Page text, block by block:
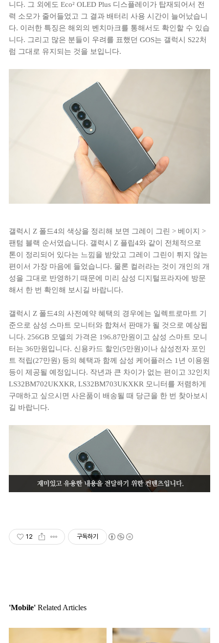
니다. 그 외에도 Eco² OLED Plus 디스플레이가 탑재되어서 전
력 소모가 줄어들었고 그 결과 배터리 사용 시간이 늘어났습니
다. 이러한 특징은 해외의 벤치마크를 통해서도 확인할 수 있습
니다. 그리고 많은 분들이 우려를 표했던 GOS는 갤럭시 S22처
럼 그대로 유지되는 것을 보입니다.
갤럭시 Z 폴드4의 색상을 정리해 보면 그레이 그린 > 베이지 >
팬텀 블랙 순서였습니다. 갤럭시 Z 플립4와 같이 전체적으로
톤이 정리되어 있다는 느낌을 받았고 그레이 그린이 튀지 않는
편이서 가장 마음에 들었습니다. 물론 컬러라는 것이 개인의 개
성을 그대로 반영하기 때문에 미리 삼성 디지털프라자에 방문
해서 한 번 확인해 보시길 바랍니다.
갤럭시 Z 폴드4의 사전예약 혜택의 경우에는 일렉트로마트 기
준으로 삼성 스마트 모니터와 합쳐서 판매가 될 것으로 예상됩
니다. 256GB 모델의 가격은 196.87만원이고 삼성 스마트 모니
터는 36만원입니다. 신용카드 할인(5만원)이나 삼성전자 포인
트 적립(27만원) 등의 혜택과 함께 삼성 케어플러스 1년 이용원
등이 제공될 예정입니다. 작년과 큰 차이가 없는 편이고 32인치
LS32BM702UKXKR, LS32BM703UKXKR 모니터를 저렴하게
구매하고 싶으시면 사은품이 배송될 때 당근을 한 번 찾아보시
길 바랍니다.
12 구독하기
'Mobile' Related Articles